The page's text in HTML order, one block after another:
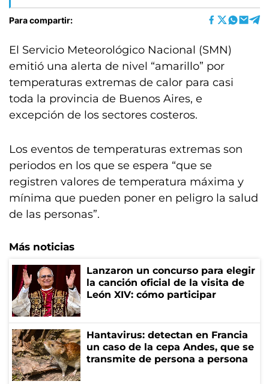
Para compartir:
El Servicio Meteorológico Nacional (SMN)
emitió una alerta de nivel “amarillo” por
temperaturas extremas de calor para casi
toda la provincia de Buenos Aires, e
excepción de los sectores costeros.
Los eventos de temperaturas extremas son
periodos en los que se espera “que se
registren valores de temperatura máxima y
mínima que pueden poner en peligro la salud
de las personas”.
Más noticias
Lanzaron un concurso para elegir
la canción oficial de la visita de
León XIV: cómo participar
Hantavirus: detectan en Francia
un caso de la cepa Andes, que se
transmite de persona a persona